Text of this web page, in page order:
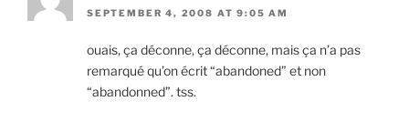
SEPTEMBER 4, 2008 AT 9:05 AM
ouais, ça déconne, ça déconne, mais ça n’a pas
remarqué qu’on écrit “abandoned” et non
“abandonned”. tss.